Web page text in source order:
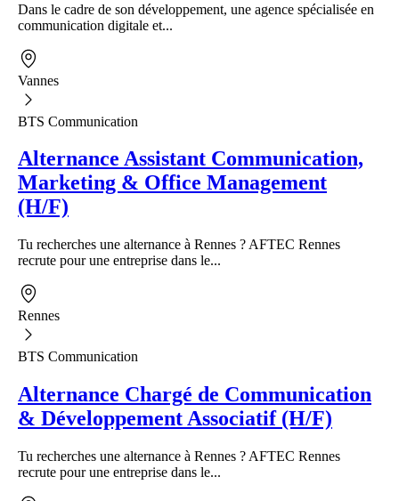
Dans le cadre de son développement, une agence spécialisée en
communication digitale et...
Vannes
BTS Communication
Alternance Assistant Communication,
Marketing & Office Management
(H/F)
Tu recherches une alternance à Rennes ? AFTEC Rennes
recrute pour une entreprise dans le...
Rennes
BTS Communication
Alternance Chargé de Communication
& Développement Associatif (H/F)
Tu recherches une alternance à Rennes ? AFTEC Rennes
recrute pour une entreprise dans le...